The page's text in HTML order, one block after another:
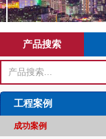
产品搜索
工程案例
成功案例